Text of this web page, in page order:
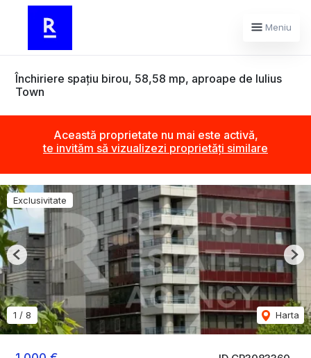
Meniu
Închiriere spațiu birou, 58,58 mp, aproape de Iulius
Town
Această proprietate nu mai este activă,
te invităm să vizualizezi proprietăți similare
Exclusivitate
1 / 8 Harta
Previous